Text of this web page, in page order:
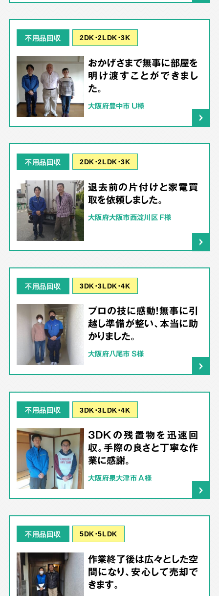
不用品回収 2DK･2LDK･3K
おかげさまで無事に部屋を
明け渡すことができまし
た。
大阪府豊中市 U様
不用品回収 2DK･2LDK･3K
退去前の片付けと家電買
取を依頼しました。
大阪府大阪市西淀川区 F様
不用品回収 3DK･3LDK･4K
プロの技に感動！無事に引
越し準備が整い、本当に助
かりました。
大阪府八尾市 S様
不用品回収 3DK･3LDK･4K
3DKの残置物を迅速回
収。手際の良さと丁寧な作
業に感謝。
大阪府泉大津市 A様
不用品回収 5DK･5LDK
作業終了後は広々とした空
間になり、安心して売却で
きます。